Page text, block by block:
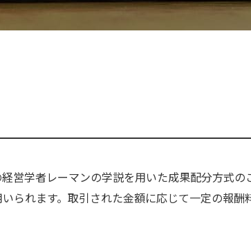
営学者レーマンの学説を用いた成果配分方式の
られます。取引された金額に応じて一定の報酬